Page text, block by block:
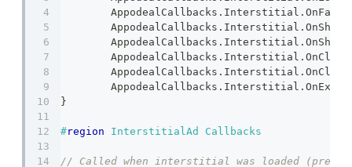
	AppodealCallbacks
. Interstitial .
	AppodealCallbacks
. Interstitial .
	AppodealCallbacks
. Interstitial .
	AppodealCallbacks
. Interstitial .
	AppodealCallbacks
. Interstitial .
	AppodealCallbacks
. Interstitial .
}
#region InterstitialAd Callbacks
// Called when interstitial was loaded